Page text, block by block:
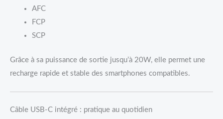
AFC
FCP
SCP
Grâce à sa puissance de sortie jusqu’à 20W, elle permet une
recharge rapide et stable des smartphones compatibles.
Câble USB-C intégré : pratique au quotidien